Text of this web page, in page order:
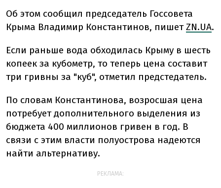
Об этом сообщил председатель Госсовета
Крыма Владимир Константинов, пишетZN.UA.
Если раньше вода обходилась Крыму в шесть
копеек за кубометр, то теперь цена составит
три гривны за "куб", отметил предстедатель.
По словам Константинова, возросшая цена
потребует дополнительного выделения из
бюджета 400 миллионов гривен в год. В
связи с этим власти полуострова надеются
найти альтернативу.
РЕКЛАМА: